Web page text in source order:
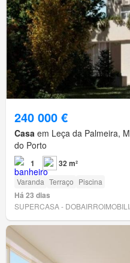
240 000 €
Casa em Leça da Palmeira,
do Porto
1 32 m²
Varanda Terraço Piscina
Há 23 dias
SUPERCASA -